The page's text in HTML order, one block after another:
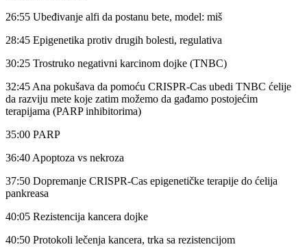
26:55 Ubeđivanje alfi da postanu bete, model: miš
28:45 Epigenetika protiv drugih bolesti, regulativa
30:25 Trostruko negativni karcinom dojke (TNBC)
32:45 Ana pokušava da pomoću CRISPR-Cas ubedi TNBC ćelije
da razviju mete koje zatim možemo da gađamo postojećim
terapijama (PARP inhibitorima)
35:00 PARP
36:40 Apoptoza vs nekroza
37:50 Dopremanje CRISPR-Cas epigenetičke terapije do ćelija
pankreasa
40:05 Rezistencija kancera dojke
40:50 Protokoli lečenja kancera, trka sa rezistencijom